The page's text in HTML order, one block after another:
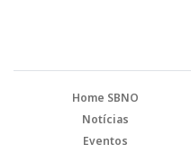
Home SBNO
Notícias
Eventos